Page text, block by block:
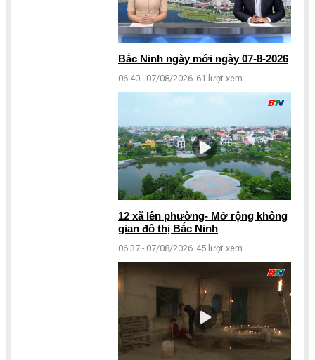
Bắc Ninh ngày mới ngày 07-8-2026
06:40 - 07/08/2026 61 lượt xem
12 xã lên phường- Mở rộng không
gian đô thị Bắc Ninh
06:37 - 07/08/2026 45 lượt xem